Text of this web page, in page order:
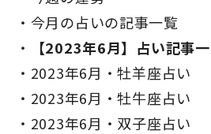
今月の占いの記事一覧
【2023年6月】占い記事
2023年6月・牡羊座占い
2023年6月・牡牛座占い
2023年6月・双子座占い